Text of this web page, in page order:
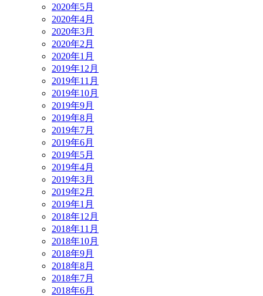
2020年5月
2020年4月
2020年3月
2020年2月
2020年1月
2019年12月
2019年11月
2019年10月
2019年9月
2019年8月
2019年7月
2019年6月
2019年5月
2019年4月
2019年3月
2019年2月
2019年1月
2018年12月
2018年11月
2018年10月
2018年9月
2018年8月
2018年7月
2018年6月